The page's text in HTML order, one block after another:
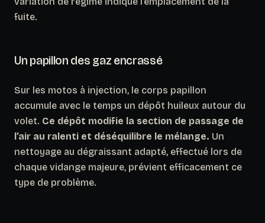
fuite.
Un papillon des gaz encrassé
Sur les motos à injection, le corps papillon
accumule avec le temps un dépôt huileux autour du
volet. Ce dépôt modifie la section de passage de
l’air au ralenti et déséquilibre le mélange. Un
nettoyage au dégraissant adapté, effectué lors de
chaque vidange majeure, prévient efficacement ce
type de problème.